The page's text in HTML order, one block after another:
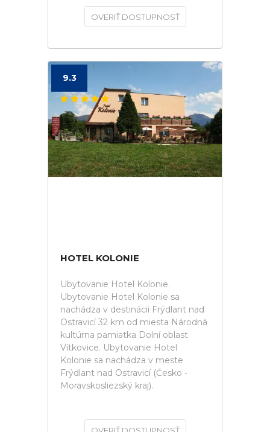
OVERIŤ DOSTUPNOSŤ
9.3
HOTEL KOLONIE
Ubytovanie Hotel Kolonie.
Ubytovanie Hotel Kolonie sa
nachádza v destinácii Frýdlant nad
Ostravicí 32 km od miesta Národná
kultúrna pamiatka Dolní oblast
Vítkovice. Ubytovanie Hotel
Kolonie sa nachádza v meste
Frýdlant nad Ostravicí (Česko -
Moravskosliezský kraj).